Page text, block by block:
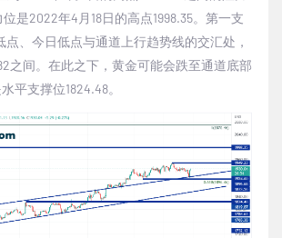
位是2022年4 月 18日的高点1998.35。第一支
点、今日低点与通道上行趋势线的交汇处，
之间。在此之下，黄金可能会跌至通道底部
平支撑位1824.48。